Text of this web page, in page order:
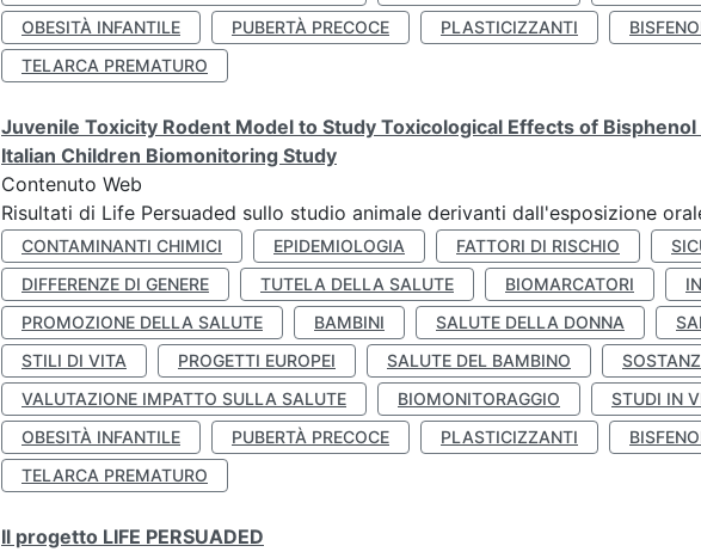
OBESITÀ INFANTILE
PUBERTÀ PRECOCE PLASTICIZZANTI
TELARCA PREMATURO
Juvenile Toxicity Rodent Model to Study Toxicological Effects of
Italian Children Biomonitoring Study
Contenuto Web
Risultati di Life Persuaded sullo studio animale derivanti dall'esposizione
CONTAMINANTI CHIMICI EPIDEMIOLOGIA FATTORI DI RISCHIO
DIFFERENZE DI GENERE
TUTELA DELLA SALUTE BIOMARCATORI
PROMOZIONE DELLA SALUTE
BAMBINI SALUTE DELLA DONNA
STILI DI VITA
PROGETTI EUROPEI SALUTE DEL BAMBINO
VALUTAZIONE IMPATTO SULLA SALUTE
BIOMONITORAGGIO STUDI IN
OBESITÀ INFANTILE
PUBERTÀ PRECOCE PLASTICIZZANTI
TELARCA PREMATURO
Il progetto LIFE PERSUADED